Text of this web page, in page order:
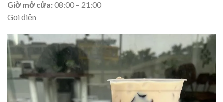
Giờ mở cửa:08:00 – 21:00
Gọi điện